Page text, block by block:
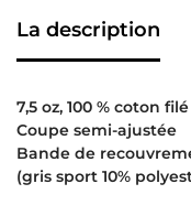
La description
7,5 oz, 100 % coton
Coupe semi-ajustée
Bande de
(gris sport 10%